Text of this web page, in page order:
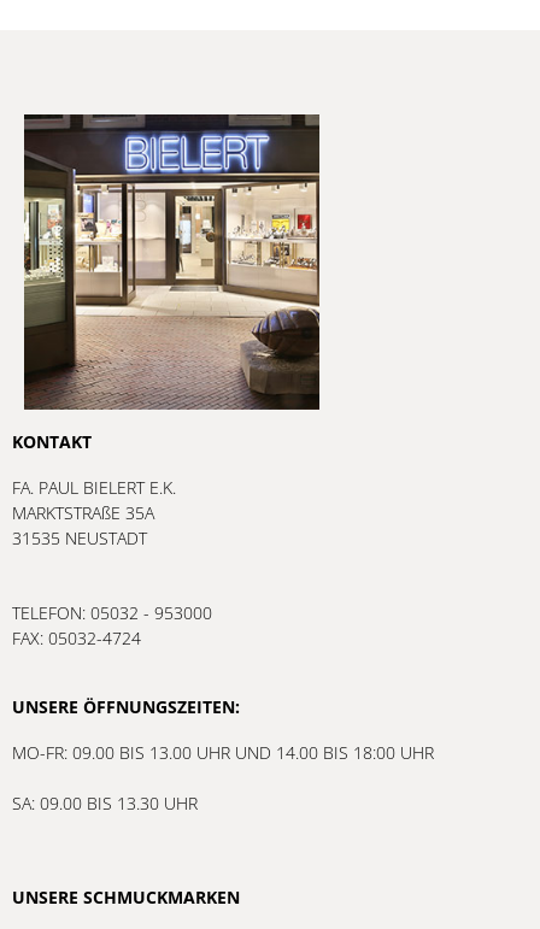
KONTAKT
FA. PAUL BIELERT E.K.
MARKTSTRAßE 35A
31535 NEUSTADT
TELEFON: 05032 - 953000
FAX: 05032-4724
UNSERE ÖFFNUNGSZEITEN:
MO-FR: 09.00 BIS 13.00 UHR UND 14.00 BIS 18:00 UHR
SA: 09.00 BIS 13.30 UHR
UNSERE SCHMUCKMARKEN